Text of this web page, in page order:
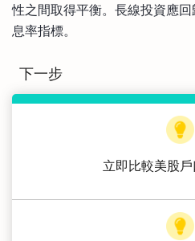
性之間取得平衡。長線投資應
息率指標。
下一步
立即比較美股